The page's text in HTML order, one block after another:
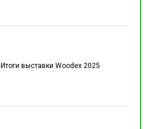
Итоги выставки Woodex 2025